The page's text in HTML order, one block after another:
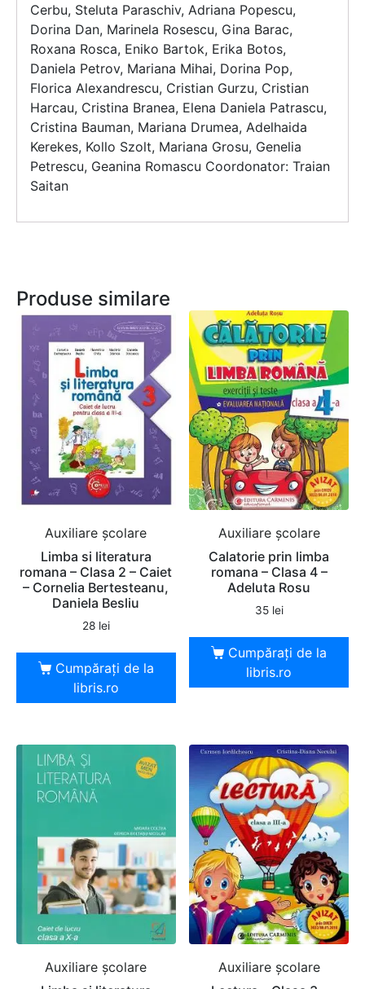
Cerbu, Steluta Paraschiv, Adriana Popescu,
Dorina Dan, Marinela Rosescu, Gina Barac,
Roxana Rosca, Eniko Bartok, Erika Botos,
Daniela Petrov, Mariana Mihai, Dorina Pop,
Florica Alexandrescu, Cristian Gurzu, Cristian
Harcau, Cristina Branea, Elena Daniela Patrascu,
Cristina Bauman, Mariana Drumea, Adelhaida
Kerekes, Kollo Szolt, Mariana Grosu, Genelia
Petrescu, Geanina Romascu Coordonator: Traian
Saitan
Produse similare
Auxiliare şcolare
Limba si literatura
romana – Clasa 2 – Caiet
– Cornelia Bertesteanu,
Daniela Besliu
28 lei
Cumpărați de la
libris.ro
Auxiliare şcolare
Calatorie prin limba
romana – Clasa 4 –
Adeluta Rosu
35 lei
Cumpărați de la
libris.ro
Auxiliare şcolare
Auxiliare şcolare